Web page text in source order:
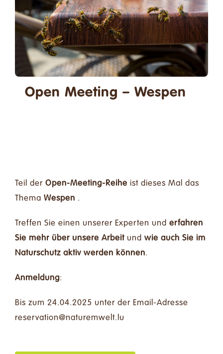
Kontakt
Suche
nach:
Open Meeting – Wespen
Teil der Open-Meeting-Reihe ist dieses Mal das
Thema Wespen .
Treffen Sie einen unserer Experten und erfahren
Sie mehr über unsere Arbeit und wie auch Sie im
Naturschutz aktiv werden können.
Anmeldung:
Bis zum 24.04.2025 unter der Email-Adresse
ul.tlewmerutan@noitavreser